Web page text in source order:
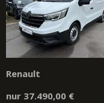
Renault
nur 37.490,00 €